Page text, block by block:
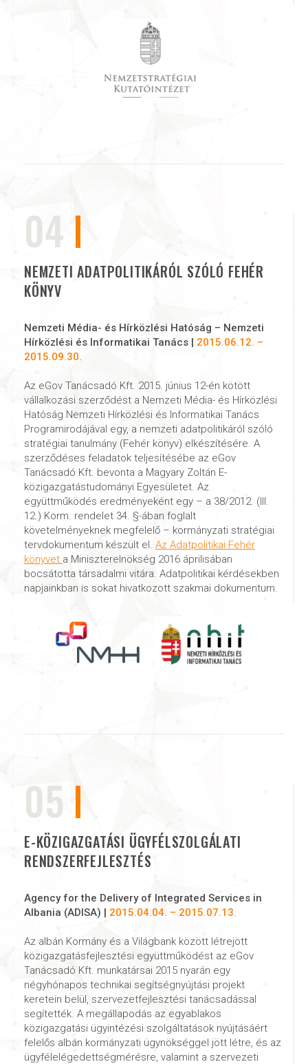
04
NEMZETI ADATPOLITIKÁRÓL SZÓLÓ FEHÉR
KÖNYV
Nemzeti Média- és Hírközlési Hatóság – Nemzeti
Hírközlési és Informatikai Tanács | 2015.06.12. –
2015.09.30.
Az eGov Tanácsadó Kft. 2015. június 12-én kötött
vállalkozási szerződést a Nemzeti Média- és Hírközlési
Hatóság Nemzeti Hírközlési és Informatikai Tanács
Programirodájával egy, a nemzeti adatpolitikáról szóló
stratégiai tanulmány (Fehér könyv) elkészítésére. A
szerződéses feladatok teljesítésébe az eGov
Tanácsadó Kft. bevonta a Magyary Zoltán E-
közigazgatástudományi Egyesületet. Az
együttműködés eredményeként egy – a 38/2012. (III.
12.) Korm. rendelet 34. §-ában foglalt
követelményeknek megfelelő – kormányzati stratégiai
tervdokumentum készült el. Az Adatpolitikai Fehér
könyvet a Miniszterelnökség 2016 áprilisában
bocsátotta társadalmi vitára. Adatpolitikai kérdésekben
napjainkban is sokat hivatkozott szakmai dokumentum.
05
E-KÖZIGAZGATÁSI ÜGYFÉLSZOLGÁLATI
RENDSZERFEJLESZTÉS
Agency for the Delivery of Integrated Services in
Albania (ADISA) | 2015.04.04. – 2015.07.13.
Az albán Kormány és a Világbank között létrejött
közigazgatásfejlesztési együttműködést az eGov
Tanácsadó Kft. munkatársai 2015 nyarán egy
négyhónapos technikai segítségnyújtási projekt
keretein belül, szervezetfejlesztési tanácsadással
segítették. A megállapodás az egyablakos
közigazgatási ügyintézési szolgáltatások nyújtásáért
felelős albán kormányzati ügynökséggel jött létre, és az
ügyfélelégedettségmérésre, valamint a szervezeti